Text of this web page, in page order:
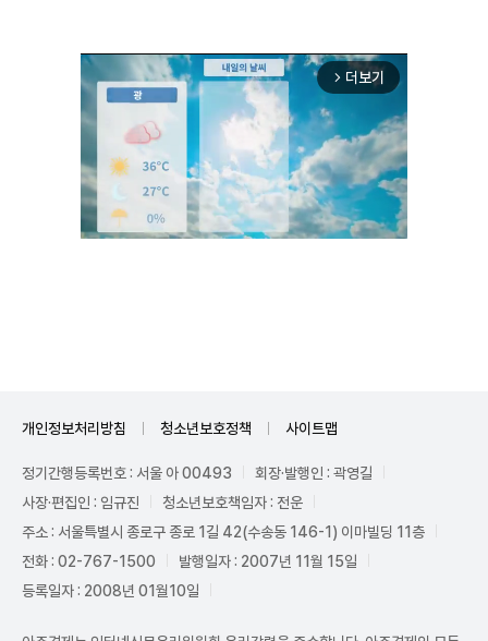
arrow_forward_ios 더보기
개인정보처리방침 청소년보호정책 사이트맵
정기간행등록번호 : 서울 아 00493
회장·발행인 : 곽영길
사장·편집인 : 임규진
청소년보호책임자 : 전운
주소 : 서울특별시 종로구 종로 1길 42(수송동 146-1) 이마빌딩 11층
전화 : 02-767-1500
발행일자 : 2007년 11월 15일
등록일자 : 2008년 01월10일